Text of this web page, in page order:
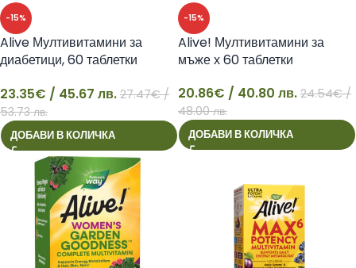
-15%
23
Alive Мултивитамини за
диабетици, 60 таблетки
23.35€ / 45.67 лв. 27.47€/
53.73 лв.
ДОБАВИ В КОЛИЧКА
-15%
20
Alive! Мултивитамини за
мъже х 60 таблетки
20.86€ / 40.80 лв. 24.54€/
48.00 лв.
ДОБАВИ В КОЛИЧКА